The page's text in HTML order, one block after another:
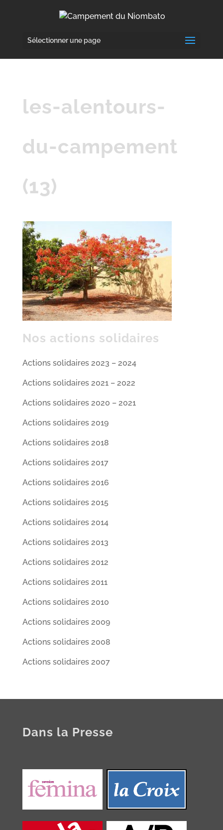
Sélectionner une page
les-alentours-
du-campement
(13)
Nos actions solidaires
Actions solidaires 2023 – 2024
Actions solidaires 2021 – 2022
Actions solidaires 2020 – 2021
Actions solidaires 2019
Actions solidaires 2018
Actions solidaires 2017
Actions solidaires 2016
Actions solidaires 2015
Actions solidaires 2014
Actions solidaires 2013
Actions solidaires 2012
Actions solidaires 2011
Actions solidaires 2010
Actions solidaires 2009
Actions solidaires 2008
Actions solidaires 2007
Dans la Presse